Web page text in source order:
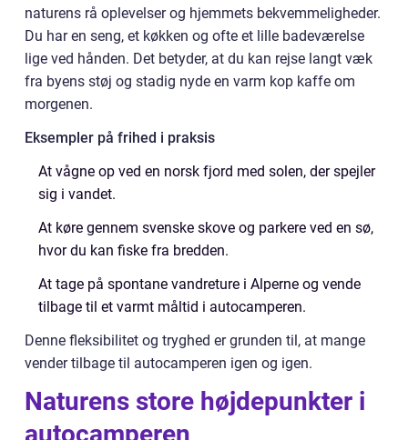
naturens rå oplevelser og hjemmets bekvemmeligheder.
Du har en seng, et køkken og ofte et lille badeværelse
lige ved hånden. Det betyder, at du kan rejse langt væk
fra byens støj og stadig nyde en varm kop kaffe om
morgenen.
Eksempler på frihed i praksis
At vågne op ved en norsk fjord med solen, der spejler
sig i vandet.
At køre gennem svenske skove og parkere ved en sø,
hvor du kan fiske fra bredden.
At tage på spontane vandreture i Alperne og vende
tilbage til et varmt måltid i autocamperen.
Denne fleksibilitet og tryghed er grunden til, at mange
vender tilbage til autocamperen igen og igen.
Naturens store højdepunkter i